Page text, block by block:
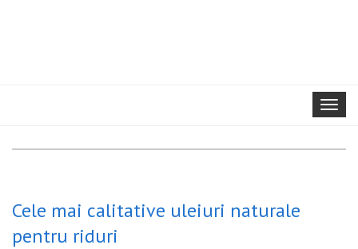
Toggle
Cele mai calitative uleiuri naturale
pentru riduri